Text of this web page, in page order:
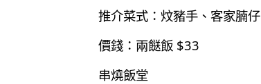
推介菜式：炆豬手、客家腩仔
價錢：兩餸飯 $33
串燒飯堂